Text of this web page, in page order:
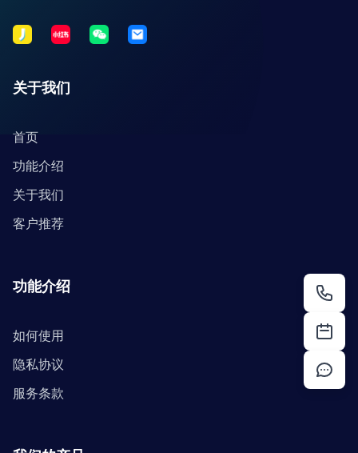
关于我们
首页
功能介绍
关于我们
客户推荐
功能介绍
如何使用
隐私协议
服务条款